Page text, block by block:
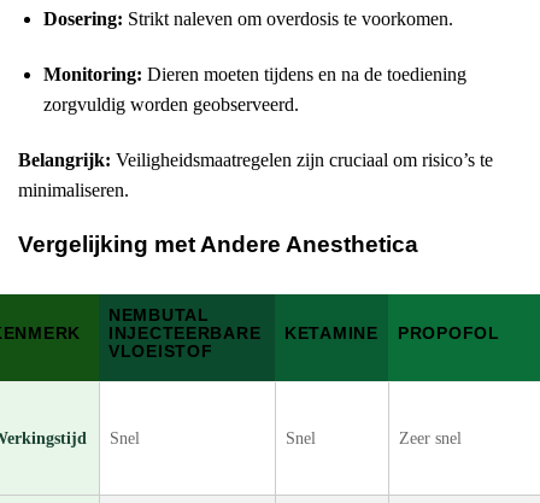
Dosering: Strikt naleven om overdosis te voorkomen.
Monitoring: Dieren moeten tijdens en na de toediening
zorgvuldig worden geobserveerd.
Belangrijk: Veiligheidsmaatregelen zijn cruciaal om risico’s te
minimaliseren.
Vergelijking met Andere Anesthetica
NEMBUTAL
INJECTEERBARE
VLOEISTOF
KETAMINE PROPOFOL
Snel Snel Zeer snel